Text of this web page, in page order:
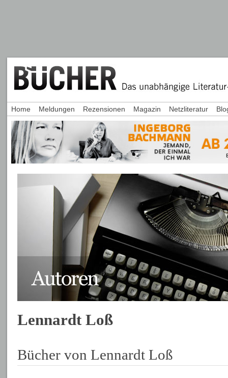
Lennardt Loß
Bücher von Lennardt Loß
Home Meldungen Rezensionen Magazin Netzliteratur